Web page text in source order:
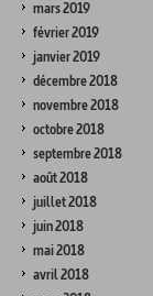
mars 2019
février 2019
janvier 2019
décembre 2018
novembre 2018
octobre 2018
septembre 2018
août 2018
juillet 2018
juin 2018
mai 2018
avril 2018